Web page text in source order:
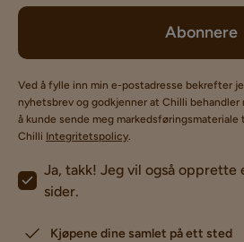
Abonnere
Ved å fylle inn min e-postadresse bekrefter
nyhetsbrev og godkjenner at Chilli
å kunde sende meg
Chilli Integritetspolicy.
Ja, takk! Jeg vil også opprette
sider.
Kjøpene dine samlet på ett sted